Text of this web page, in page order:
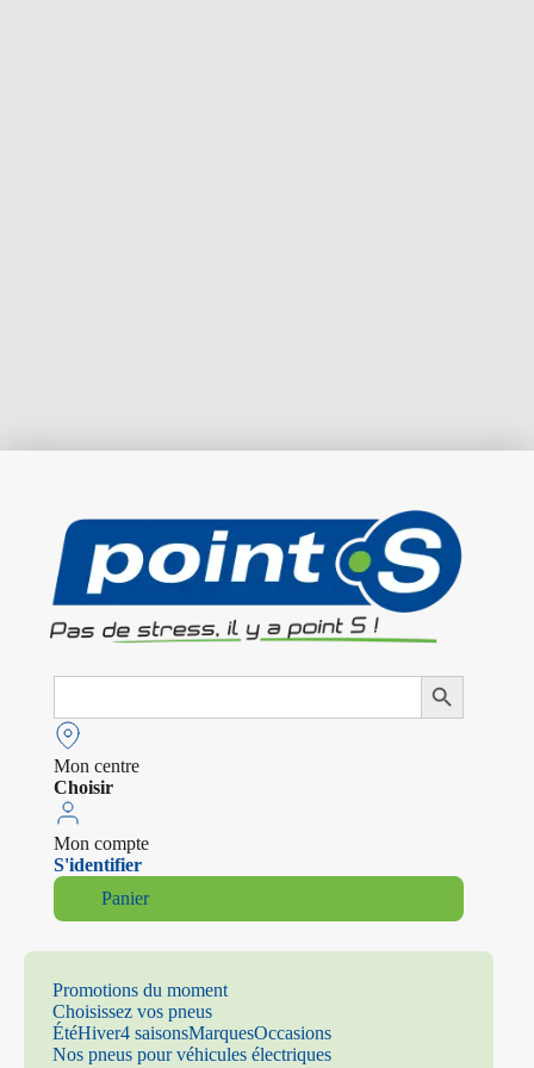
Search
Search Button
Mon centre
Choisir
Mon compte
S'identifier
Panier
Promotions du moment
Choisissez vos pneus
ÉtéHiver4 saisonsMarquesOccasions
Nos pneus pour véhicules électriques